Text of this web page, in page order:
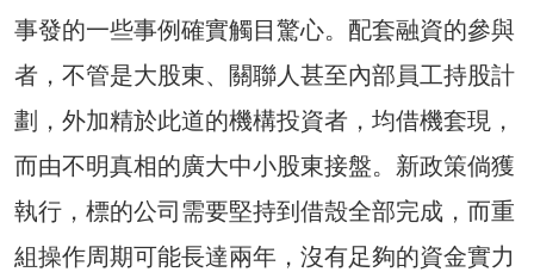
事發的一些事例確實觸目驚心。配套融資的參與
者，不管是大股東、關聯人甚至內部員工持股計
劃，外加精於此道的機構投資者，均借機套現，
而由不明真相的廣大中小股東接盤。新政策倘獲
執行，標的公司需要堅持到借殼全部完成，而重
組操作周期可能長達兩年，沒有足夠的資金實力